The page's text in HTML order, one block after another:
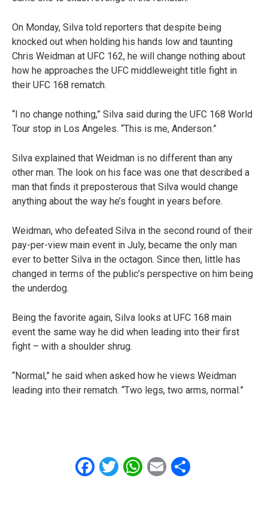
On Monday, Silva told reporters that despite being
knocked out when holding his hands low and taunting
Chris Weidman at UFC 162, he will change nothing about
how he approaches the UFC middleweight title fight in
their UFC 168 rematch.
“I no change nothing,” Silva said during the UFC 168 World
Tour stop in Los Angeles. “This is me, Anderson.”
Silva explained that Weidman is no different than any
other man. The look on his face was one that described a
man that finds it preposterous that Silva would change
anything about the way he’s fought in years before.
Weidman, who defeated Silva in the second round of their
pay-per-view main event in July, became the only man
ever to better Silva in the octagon. Since then, little has
changed in terms of the public’s perspective on him being
the underdog.
Being the favorite again, Silva looks at UFC 168 main
event the same way he did when leading into their first
fight – with a shoulder shrug.
“Normal,” he said when asked how he views Weidman
leading into their rematch. “Two legs, two arms, normal.”
Facebook
Twitter
WhatsApp
EmailShare